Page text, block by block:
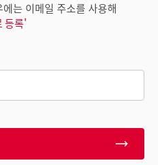
는 이메일 주소를 사용해
등록'